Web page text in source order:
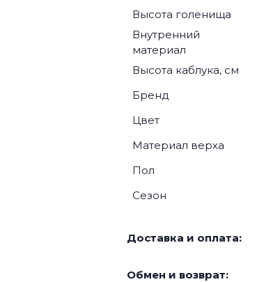
Высота голенища
Внутренний
материал
Высота каблука, см
Бренд
Цвет
Материал верха
Пол
Сезон
Доставка и оплата:
Обмен и возврат: